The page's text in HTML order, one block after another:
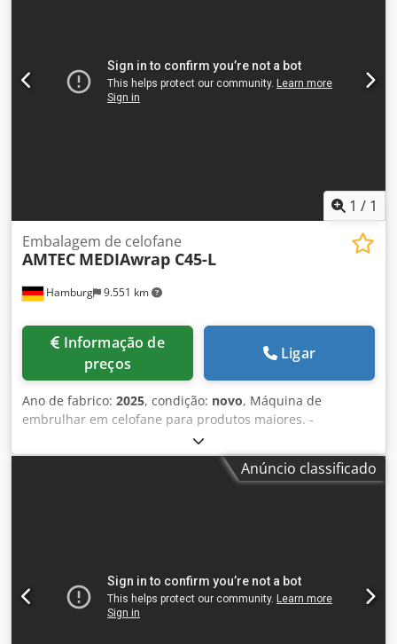
1 / 1
Hamburg 9.551 km
Embalagem de celofane
AMTEC MEDIAwrap C45-L
preços
Ligar
Ano de fabrico: 2025, condição: novo, Máquina de
embrulhar em celofane para produtos maiores. -
Especificações: taxa máxima de ciclos da máquina em
marcha lenta: 35 ciclos/minuto; Dimensões do produto
(mm): C(110-280)xL(70-150)xA(10-70) - (L+A Cedsv Nkw
Anúncio classificado